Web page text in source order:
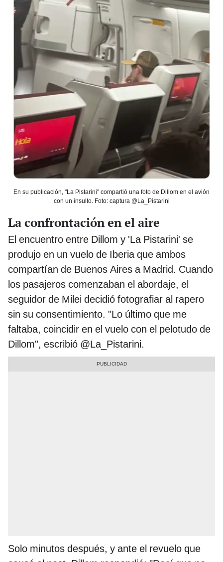
En su publicación, "La Pistarini" compartió una foto de Dillom en el avión
con un insulto. Foto: captura @La_Pistarini
La confrontación en el aire
El encuentro entre Dillom y 'La Pistarini' se
produjo en un vuelo de Iberia que ambos
compartían de Buenos Aires a Madrid. Cuando
los pasajeros comenzaban el abordaje, el
seguidor de Milei decidió fotografiar al rapero
sin su consentimiento. "Lo último que me
faltaba, coincidir en el vuelo con el pelotudo de
Dillom", escribió @La_Pistarini.
Solo minutos después, y ante el revuelo que